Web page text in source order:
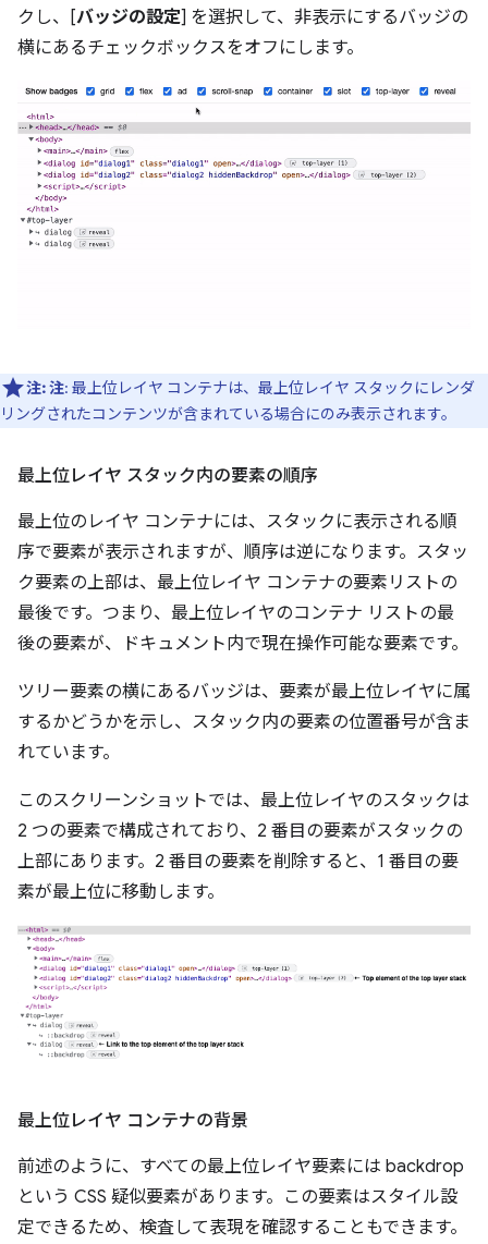
クし、[バッジの設定] を選択して、非表示にするバッジの
横にあるチェックボックスをオフにします。
注:注: 最上位レイヤ コンテナは、最上位レイヤ スタックにレンダ
リングされたコンテンツが含まれている場合にのみ表示されます。
最上位レイヤ スタック内の要素の順序
最上位のレイヤ コンテナには、スタックに表示される順
序で要素が表示されますが、順序は逆になります。スタッ
ク要素の上部は、最上位レイヤ コンテナの要素リストの
最後です。つまり、最上位レイヤのコンテナ リストの最
後の要素が、ドキュメント内で現在操作可能な要素です。
ツリー要素の横にあるバッジは、要素が最上位レイヤに属
するかどうかを示し、スタック内の要素の位置番号が含ま
れています。
このスクリーンショットでは、最上位レイヤのスタックは
2 つの要素で構成されており、2 番目の要素がスタックの
上部にあります。2 番目の要素を削除すると、1 番目の要
素が最上位に移動します。
最上位レイヤ コンテナの背景
前述のように、すべての最上位レイヤ要素には backdrop
という CSS 疑似要素があります。この要素はスタイル設
定できるため、検査して表現を確認することもできます。